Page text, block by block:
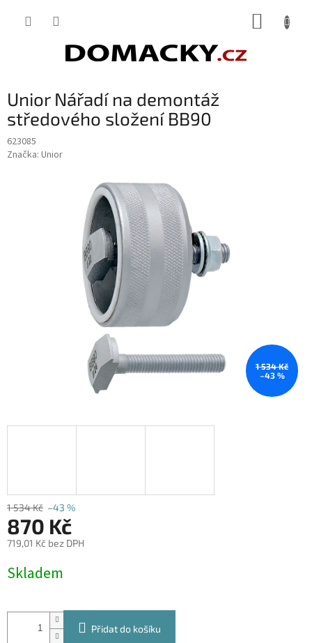
Unior Nářadí na demontáž
středového složení BB90
623085
Značka: Unior
1 534 Kč
–43 %
1 534 Kč –43 %
870 Kč
719,01 Kč bez DPH
cena:
Skladem
Přidat do košíku